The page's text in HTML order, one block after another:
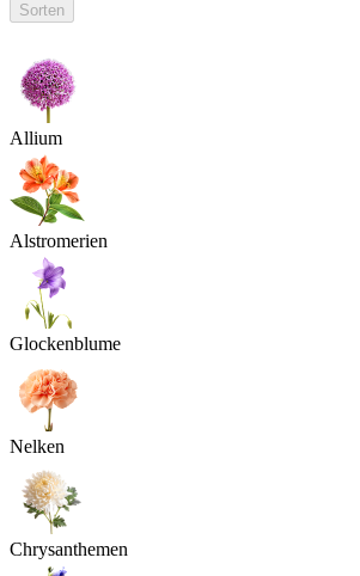
Sorten
Allium
Alstromerien
Glockenblume
Nelken
Chrysanthemen